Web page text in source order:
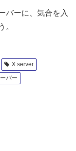
バーに、気合を入
。
X server
バー